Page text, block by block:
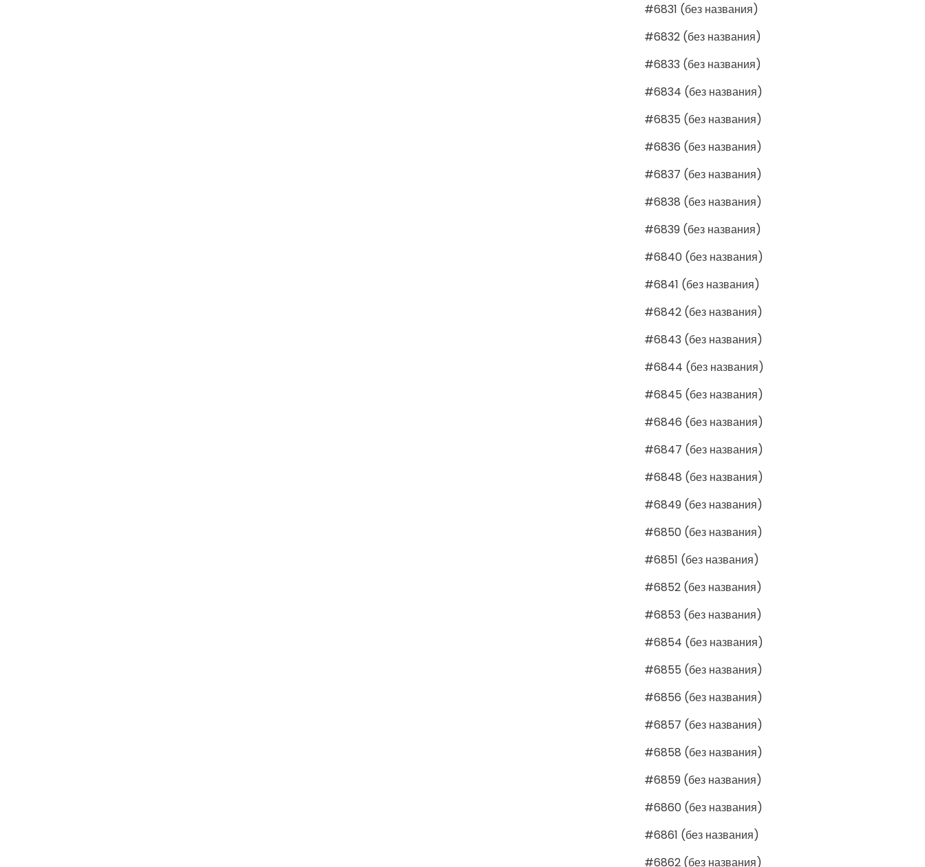
#6831 (без названия)
#6832 (без названия)
#6833 (без названия)
#6834 (без названия)
#6835 (без названия)
#6836 (без названия)
#6837 (без названия)
#6838 (без названия)
#6839 (без названия)
#6840 (без названия)
#6841 (без названия)
#6842 (без названия)
#6843 (без названия)
#6844 (без названия)
#6845 (без названия)
#6846 (без названия)
#6847 (без названия)
#6848 (без названия)
#6849 (без названия)
#6850 (без названия)
#6851 (без названия)
#6852 (без названия)
#6853 (без названия)
#6854 (без названия)
#6855 (без названия)
#6856 (без названия)
#6857 (без названия)
#6858 (без названия)
#6859 (без названия)
#6860 (без названия)
#6861 (без названия)
#6862 (без названия)